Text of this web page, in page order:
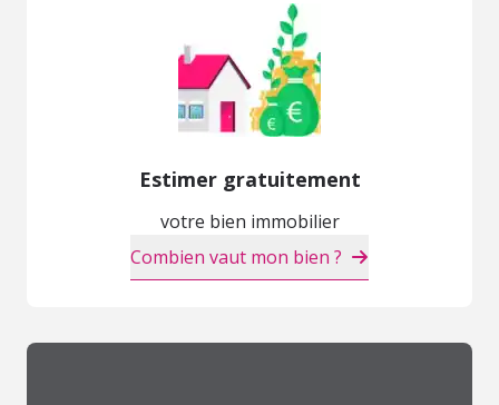
Estimer gratuitement
votre bien immobilier
Combien vaut mon bien ?